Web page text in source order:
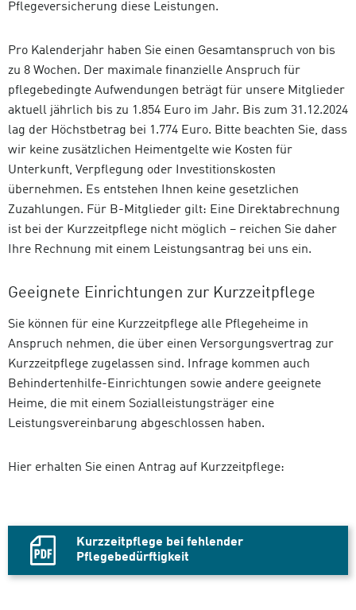
Pflegeversicherung diese Leistungen.
Pro Kalenderjahr haben Sie einen Gesamtanspruch von bis
zu 8 Wochen. Der maximale finanzielle Anspruch für
pflegebedingte Aufwendungen beträgt für unsere Mitglieder
aktuell jährlich bis zu 1.854 Euro im Jahr. Bis zum 31.12.2024
lag der Höchstbetrag bei 1.774 Euro. Bitte beachten Sie, dass
wir keine zusätzlichen Heimentgelte wie Kosten für
Unterkunft, Verpflegung oder Investitionskosten
übernehmen. Es entstehen Ihnen keine gesetzlichen
Zuzahlungen. Für B-Mitglieder gilt: Eine Direktabrechnung
ist bei der Kurzzeitpflege nicht möglich – reichen Sie daher
Ihre Rechnung mit einem Leistungsantrag bei uns ein.
Geeignete Einrichtungen zur Kurzzeitpflege
Sie können für eine Kurzzeitpflege alle Pflegeheime in
Anspruch nehmen, die über einen Versorgungsvertrag zur
Kurzzeitpflege zugelassen sind. Infrage kommen auch
Behindertenhilfe-Einrichtungen sowie andere geeignete
Heime, die mit einem Sozialleistungsträger eine
Leistungsvereinbarung abgeschlossen haben.
Hier erhalten Sie einen Antrag auf Kurzzeitpflege:
Kurzzeitpflege bei fehlender
Pflegebedürftigkeit
PDF-